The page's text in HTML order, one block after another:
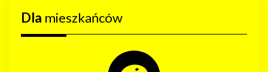
Dla mieszkańców